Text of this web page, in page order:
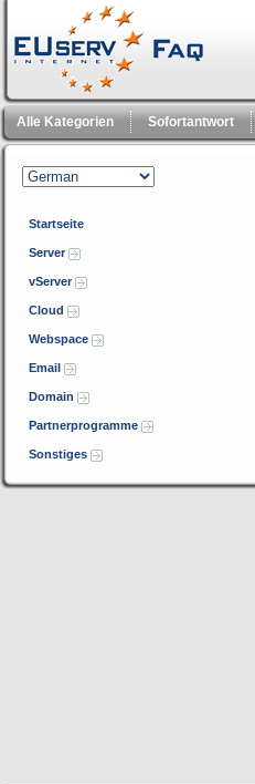
Alle Kategorien Sofortantwort
Startseite
Server
vServer
Cloud
Webspace
Email
Domain
Partnerprogramme
Sonstiges